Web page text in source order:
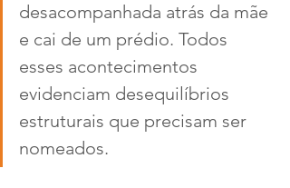
desacompanhada atrás da mãe
e cai de um prédio. Todos
esses acontecimentos
evidenciam desequilíbrios
estruturais que precisam ser
nomeados.